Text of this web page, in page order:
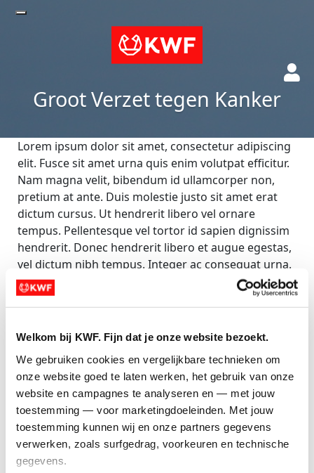
Welkom bij KWF. Fijn dat je onze website bezoekt.
We gebruiken cookies en vergelijkbare technieken om
onze website goed te laten werken, het gebruik van onze
website en campagnes te analyseren en — met jouw
toestemming — voor marketingdoeleinden. Met jouw
toestemming kunnen wij en onze partners gegevens
verwerken, zoals surfgedrag, voorkeuren en technische
gegevens.
Groot Verzet tegen Kanker
Lorem ipsum dolor sit amet, consectetur adipiscing
elit. Fusce sit amet urna quis enim volutpat efficitur.
Nam magna velit, bibendum id ullamcorper non,
pretium at ante. Duis molestie justo sit amet erat
dictum cursus. Ut hendrerit libero vel ornare
tempus. Pellentesque vel tortor id sapien dignissim
hendrerit. Donec hendrerit libero et augue egestas,
vel dictum nibh tempus. Integer ac consequat urna.
Acties
Evenementen
Kom in actie
Algemeen
Privacyverklaring
Cookie instellingen